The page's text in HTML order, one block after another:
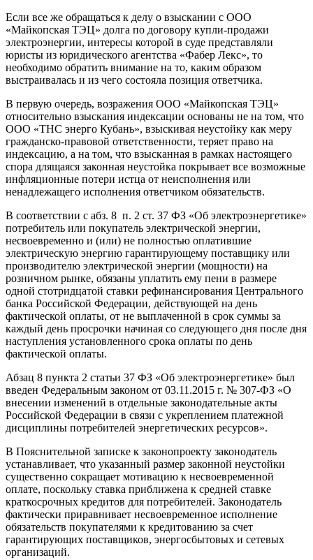
Если все же обращаться к делу о взыскании с ООО
«Майкопская ТЭЦ» долга по договору купли-продажи
электроэнергии, интересы которой в суде представляли
юристы из юридического агентства «Фабер Лекс», то
необходимо обратить внимание на то, каким образом
выстраивалась и из чего состояла позиция ответчика.
В первую очередь, возражения ООО «Майкопская ТЭЦ»
относительно взыскания индексации основаны не на том, что
ООО «ТНС энерго Кубань», взыскивая неустойку как меру
гражданско-правовой ответственности, теряет право на
индексацию, а на том, что взысканная в рамках настоящего
спора длящаяся законная неустойка покрывает все возможные
инфляционные потери истца от неисполнения или
ненадлежащего исполнения ответчиком обязательств.
В соответствии с абз. 8 п. 2 ст. 37 ФЗ «Об электроэнергетике»
потребитель или покупатель электрической энергии,
несвоевременно и (или) не полностью оплатившие
электрическую энергию гарантирующему поставщику или
производителю электрической энергии (мощности) на
розничном рынке, обязаны уплатить ему пени в размере
одной стотридцатой ставки рефинансирования Центрального
банка Российской Федерации, действующей на день
фактической оплаты, от не выплаченной в срок суммы за
каждый день просрочки начиная со следующего дня после дня
наступления установленного срока оплаты по день
фактической оплаты.
Абзац 8 пункта 2 статьи 37 ФЗ «Об электроэнергетике» был
введен Федеральным законом от 03.11.2015 г. № 307-ФЗ «О
внесении изменений в отдельные законодательные акты
Российской Федерации в связи с укреплением платежной
дисциплины потребителей энергетических ресурсов».
В Пояснительной записке к законопроекту законодатель
устанавливает, что указанный размер законной неустойки
существенно сокращает мотивацию к несвоевременной
оплате, поскольку ставка приближена к средней ставке
краткосрочных кредитов для потребителей. Законодатель
фактически приравнивает несвоевременное исполнение
обязательств покупателями к кредитованию за счет
гарантирующих поставщиков, энергосбытовых и сетевых
организаций.